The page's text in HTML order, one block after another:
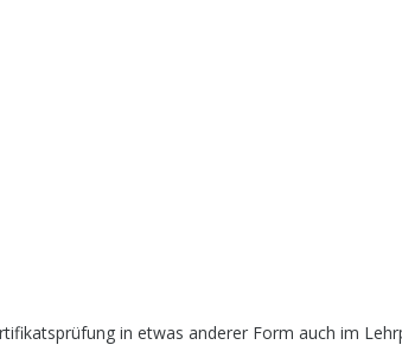
in etwas anderer Form auch im